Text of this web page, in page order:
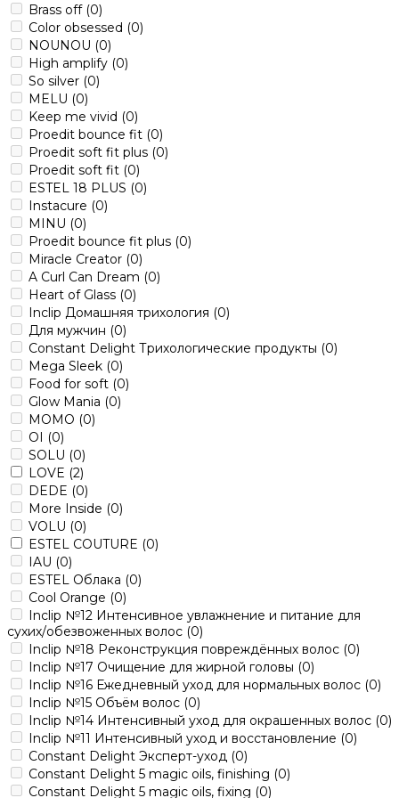
Brass off (0)
Color obsessed (0)
NOUNOU (0)
High amplify (0)
So silver (0)
MELU (0)
Keep me vivid (0)
Proedit bounce fit (0)
Proedit soft fit plus (0)
Proedit soft fit (0)
ESTEL 18 PLUS (0)
Instacure (0)
MINU (0)
Proedit bounce fit plus (0)
Miracle Creator (0)
A Curl Can Dream (0)
Heart of Glass (0)
Inclip Домашняя трихология (0)
Для мужчин (0)
Constant Delight Трихологические продукты (0)
Mega Sleek (0)
Food for soft (0)
Glow Mania (0)
MOMO (0)
OI (0)
SOLU (0)
LOVE (2)
DEDE (0)
More Inside (0)
VOLU (0)
ESTEL COUTURE (0)
IAU (0)
ESTEL Облака (0)
Cool Orange (0)
Inclip №12 Интенсивное увлажнение и питание для
сухих/обезвоженных волос (0)
Inclip №18 Реконструкция повреждённых волос (0)
Inclip №17 Очищение для жирной головы (0)
Inclip №16 Ежедневный уход для нормальных волос (0)
Inclip №15 Объём волос (0)
Inclip №14 Интенсивный уход для окрашенных волос (0)
Inclip №11 Интенсивный уход и восстановление (0)
Constant Delight Эксперт-уход (0)
Constant Delight 5 magic oils, finishing (0)
Constant Delight 5 magic oils, fixing (0)